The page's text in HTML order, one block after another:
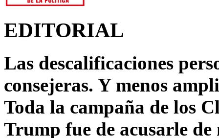
EDITORIAL
Las descalificaciones
consejeras. Y menos
Toda la campaña de los
Trump fue de acusarle